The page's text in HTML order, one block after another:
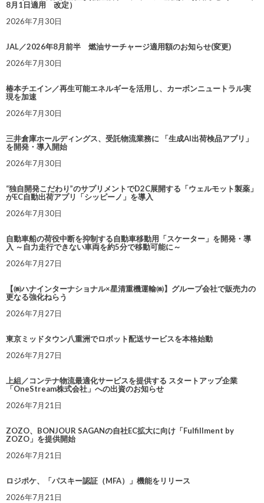
8月1日適用 改定）
2026年7月30日
JAL／2026年8月前半 燃油サーチャージ適用額のお知らせ(変更)
2026年7月30日
椿本チエイン／再生可能エネルギーを活用し、カーボンニュートラル実
現を加速
2026年7月30日
三井倉庫ホールディングス、受託物流業務に 「生成AI出荷検品アプリ」
を開発・導入開始
2026年7月30日
“独自開発こだわり”のサプリメントでD2C展開する「ウェルモット製薬」
がEC自動出荷アプリ「シッピーノ」を導入
2026年7月30日
自動車船の荷役中断を抑制する自動車移動用「スケーター」を開発・導
入 ～自力走行できない車両を約5分で移動可能に～
2026年7月27日
【㈱ハナインターナショナル×星清重機運輸㈱】グループ会社で販売力の
更なる強化ねらう
2026年7月27日
東京ミッドタウン八重洲でロボット配送サービスを本格始動
2026年7月27日
上組／コンテナ物流最適化サービスを提供する スタートアップ企業
「OneStream株式会社」への出資のお知らせ
2026年7月21日
ZOZO、BONJOUR SAGANの自社EC拡大に向け「Fulfillment by
ZOZO」を提供開始
2026年7月21日
ロジポケ、「パスキー認証（MFA）」機能をリリース
2026年7月21日